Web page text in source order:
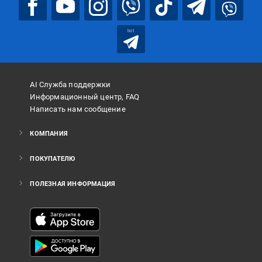
bot
AI Служба поддержки
Информационный центр, FAQ
Написать нам сообщение
КОМПАНИЯ
ПОКУПАТЕЛЮ
ПОЛЕЗНАЯ ИНФОРМАЦИЯ